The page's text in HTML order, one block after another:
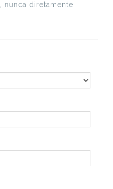
nunca diretamente